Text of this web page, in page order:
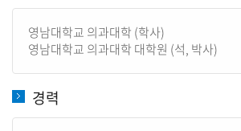
영남대학교 의과대학 (학사)
영남대학교 의과대학 대학원 (석, 박사)
경력